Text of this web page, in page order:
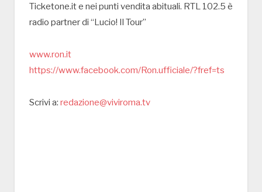
Ticketone.it e nei punti vendita abituali. RTL 102.5 è
radio partner di “Lucio! Il Tour”
www.ron.it
https://www.facebook.com/Ron.ufficiale/?fref=ts
Scrivi a: redazione@viviroma.tv